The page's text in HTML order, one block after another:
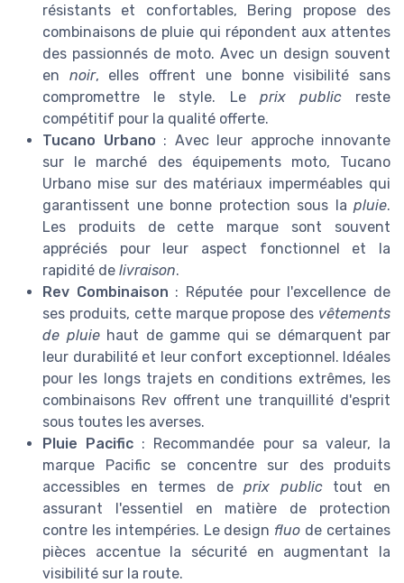
résistants et confortables, Bering propose des
combinaisons de pluie qui répondent aux attentes
des passionnés de moto. Avec un design souvent
en noir, elles offrent une bonne visibilité sans
compromettre le style. Le prix publicreste
compétitif pour la qualité offerte.
Tucano Urbano : Avec leur approche innovante
sur le marché des équipements moto, Tucano
Urbano mise sur des matériaux imperméables qui
garantissent une bonne protection sous la pluie.
Les produits de cette marque sont souvent
appréciés pour leur aspect fonctionnel et la
rapidité de livraison.
Rev Combinaison : Réputée pour l'excellence de
ses produits, cette marque propose des vêtements
de pluiehaut de gamme qui se démarquent par
leur durabilité et leur confort exceptionnel. Idéales
pour les longs trajets en conditions extrêmes, les
combinaisons Rev offrent une tranquillité d'esprit
sous toutes les averses.
Pluie Pacific : Recommandée pour sa valeur, la
marque Pacific se concentre sur des produits
accessibles en termes deprix publictout en
assurant l'essentiel en matière de protection
contre les intempéries. Le design fluo de certaines
pièces accentue la sécurité en augmentant la
visibilité sur la route.